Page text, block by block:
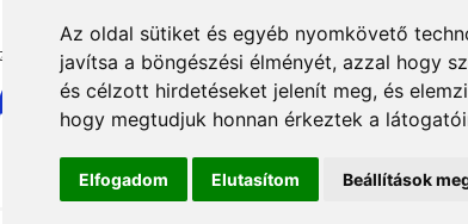
Az oldal sütiket és egyéb nyomkövető
javítsa a böngészési élményét, azzal hogy
és célzott hirdetéseket jelenít meg, és
hogy megtudjuk honnan érkeztek a
Elfogadom Elutasítom Beállítások
módok
Adatkezelési tájékoztató